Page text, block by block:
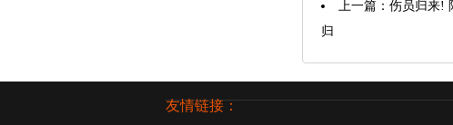
上一篇： 伤员归来!
归
友情链接：